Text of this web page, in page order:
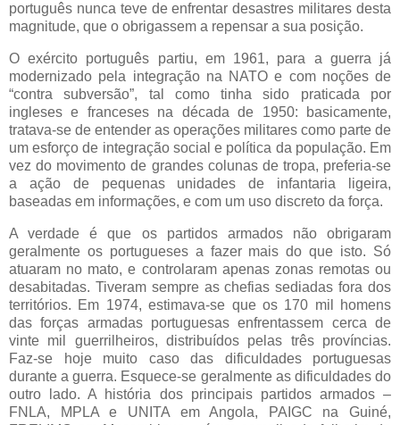
português nunca teve de enfrentar desastres militares desta
magnitude, que o obrigassem a repensar a sua posição.
O exército português partiu, em 1961, para a guerra já
modernizado pela integração na NATO e com noções de
“contra subversão”, tal como tinha sido praticada por
ingleses e franceses na década de 1950: basicamente,
tratava-se de entender as operações militares como parte de
um esforço de integração social e política da população. Em
vez do movimento de grandes colunas de tropa, preferia-se
a ação de pequenas unidades de infantaria ligeira,
baseadas em informações, e com um uso discreto da força.
A verdade é que os partidos armados não obrigaram
geralmente os portugueses a fazer mais do que isto. Só
atuaram no mato, e controlaram apenas zonas remotas ou
desabitadas. Tiveram sempre as chefias sediadas fora dos
territórios. Em 1974, estimava-se que os 170 mil homens
das forças armadas portuguesas enfrentassem cerca de
vinte mil guerrilheiros, distribuídos pelas três províncias.
Faz-se hoje muito caso das dificuldades portuguesas
durante a guerra. Esquece-se geralmente as dificuldades do
outro lado. A história dos principais partidos armados –
FNLA, MPLA e UNITA em Angola, PAIGC na Guiné,